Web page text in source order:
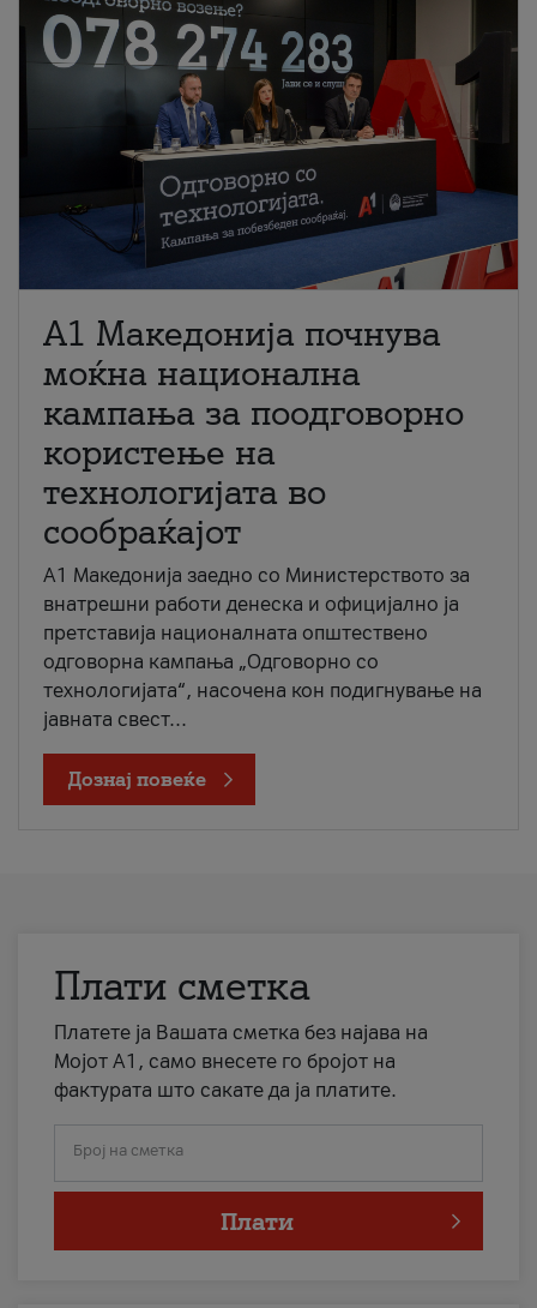
A1 Македонија почнува
моќна национална
кампања за поодговорно
користење на
технологијата во
сообраќајот
A1 Македонија заедно со Министерството за
внатрешни работи денеска и официјално ја
претставија националната општествено
одговорна кампања „Одговорно со
технологијата“, насочена кон подигнување на
јавната свест...
Дознај повеќе
Плати сметка
Платете ја Вашата сметка без најава на
Мојот А1, само внесете го бројот на
фактурата што сакате да ја платите.
Број на сметка
Плати